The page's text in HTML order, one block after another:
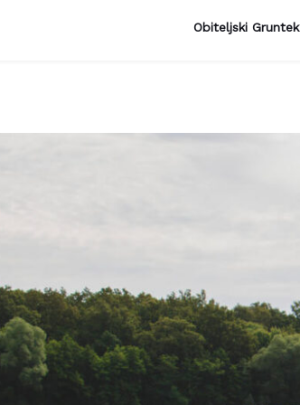
Obiteljski Gruntek